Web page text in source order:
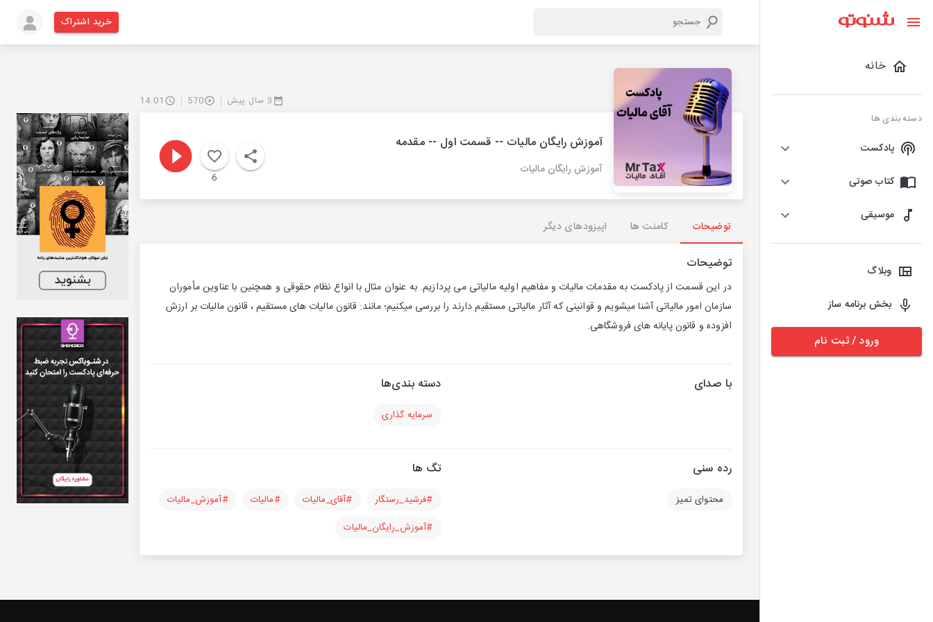
خانه
دسته بندی ها
پادکست
کتاب صوتی
موسیقی
وبلاگ
بخش برنامه ساز
ورود / ثبت نام
خرید اشتراک
3 سال پیش 570
14:01
آموزش رایگان مالیات -- قسمت اول -- مقدمه
آموزش رایگان مالیات
6
توضیحات کامنت ها اپیزودهای دیگر
توضیحات
در این قسمت از پادکست به مقدمات مالیات و مفاهیم اولیه مالیاتی می پردازیم. به عنوان مثال با انواع نظام حقوقی و همچنین با عناوین مأموران
سازمان امور مالیاتی آشنا میشویم و قوانینی که آثار مالیاتی مستقیم دارند را بررسی میکنیم؛ مانند: قانون مالیات های مستقیم ، قانون مالیات بر ارزش
افزوده و قانون پایانه های فروشگاهی.
با صدای دسته بندی‌ها
سرمایه گذاری
رده سنی
محتوای تمیز
تگ ها
#فرشید_رستگار #آقای_مالیات #مالیات
#آموزش_مالیات
#آموزش_رایگان_مالیات